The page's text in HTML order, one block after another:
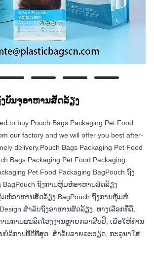
ບັນຈຸອາຫານສັດລ້ຽງ
to buy Pouch Bags Packaging Pet Food
our factory and we will offer you best after-
delivery.Pouch Bags Packaging Pet Food
Bags Packaging Pet Food Packaging
Pet Food Packaging BagPouch ຖົງ
ຖົງການຫຸ້ມຫໍ່ອາຫານສັດລ້ຽງ
ມຫໍ່ອາຫານສັດລ້ຽງ BagPouch ຖົງການຫຸ້ມຫໍ່
ສໍາລັບຖົງອາຫານສັດລ້ຽງ. ທາງເລືອກທີ່ດີ,
ນການຜະລິດໂຮງງານຫຼາຍກວ່າສິບປີ, ເພື່ອໃຫ້ທ່ານ
ບໍລິການທີ່ດີທີ່ສຸດ. ສໍາລັບລາຍລະອຽດ, ກະລຸນາໃສ່